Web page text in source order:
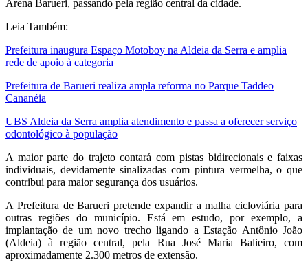
Arena Barueri, passando pela região central da cidade.
Leia Também:
Prefeitura inaugura Espaço Motoboy na Aldeia da Serra e amplia
rede de apoio à categoria
Prefeitura de Barueri realiza ampla reforma no Parque Taddeo
Cananéia
UBS Aldeia da Serra amplia atendimento e passa a oferecer serviço
odontológico à população
A maior parte do trajeto contará com pistas bidirecionais e faixas
individuais, devidamente sinalizadas com pintura vermelha, o que
contribui para maior segurança dos usuários.
A Prefeitura de Barueri pretende expandir a malha cicloviária para
outras regiões do município. Está em estudo, por exemplo, a
implantação de um novo trecho ligando a Estação Antônio João
(Aldeia) à região central, pela Rua José Maria Balieiro, com
aproximadamente 2.300 metros de extensão.